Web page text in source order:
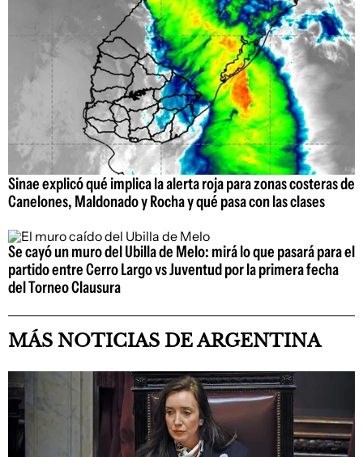
Sinae explicó qué implica la alerta roja para zonas costeras de
Canelones, Maldonado y Rocha y qué pasa con las clases
Se cayó un muro del Ubilla de Melo: mirá lo que pasará para el
partido entre Cerro Largo vs Juventud por la primera fecha
del Torneo Clausura
MÁS NOTICIAS DE ARGENTINA